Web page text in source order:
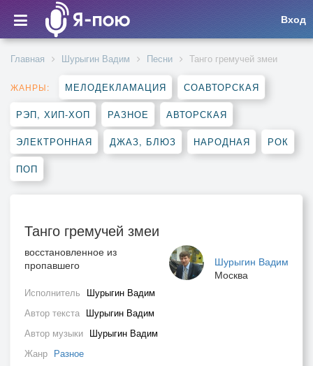
Вход
Главная Шурыгин Вадим Песни Танго гремучей змеи
ЖАНРЫ: МЕЛОДЕКЛАМАЦИЯ СОАВТОРСКАЯ
РЭП, ХИП-ХОП РАЗНОЕ АВТОРСКАЯ
ЭЛЕКТРОННАЯ ДЖАЗ, БЛЮЗ НАРОДНАЯ РОК
ПОП
Танго гремучей змеи
Шурыгин Вадим
Москва
восстановленное из
пропавшего
Исполнитель Шурыгин Вадим
Автор текста Шурыгин Вадим
Автор музыки Шурыгин Вадим
Жанр Разное